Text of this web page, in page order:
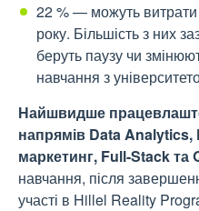
22 % — можуть
року. Більшість з них
беруть паузу чи
навчання з
Найшвидше
напрямів Data Analytics,
маркетинг, Full-Stack та
навчання, після
участі в Hillel Reality